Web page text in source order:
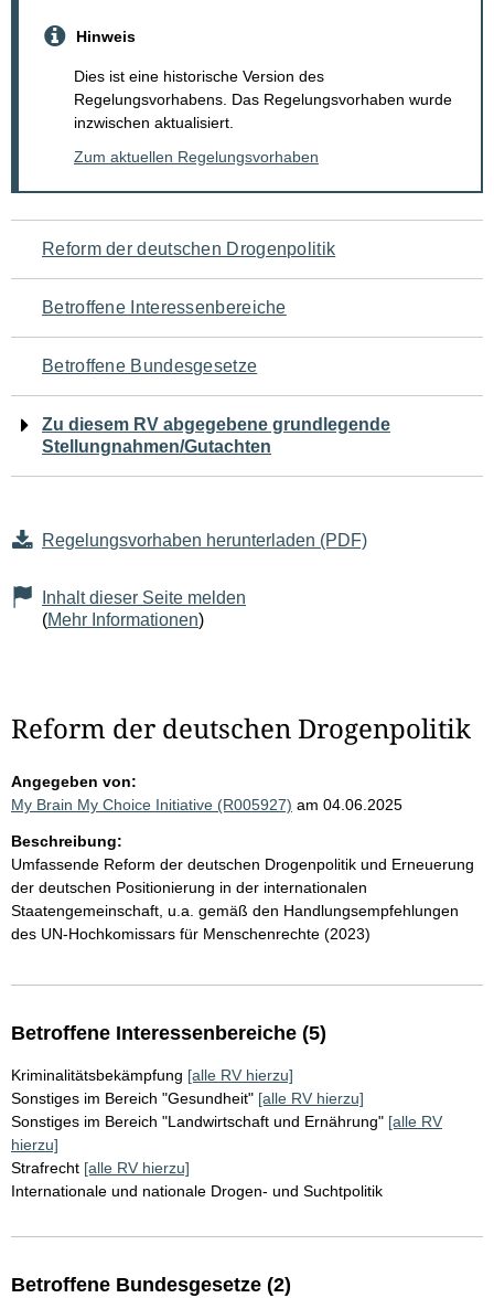
Hinweis
Dies ist eine historische Version des
Regelungsvorhabens. Das Regelungsvorhaben wurde
inzwischen aktualisiert.
Zum aktuellen Regelungsvorhaben
Navigation
für
den
Seiteninhalt
Reform der deutschen Drogenpolitik
Betroffene Interessenbereiche
Betroffene Bundesgesetze
Zu diesem RV abgegebene grundlegende
Stellungnahmen/Gutachten
Regelungsvorhaben herunterladen (PDF)
Inhalt dieser Seite melden
(Mehr Informationen)
Reform der deutschen Drogenpolitik
Angegeben von:
My Brain My Choice Initiative (R005927) am 04.06.2025
Beschreibung:
Umfassende Reform der deutschen Drogenpolitik und Erneuerung
der deutschen Positionierung in der internationalen
Staatengemeinschaft, u.a. gemäß den Handlungsempfehlungen
des UN-Hochkomissars für Menschenrechte (2023)
Betroffene Interessenbereiche (5)
Kriminalitätsbekämpfung [alle RV hierzu]
Sonstiges im Bereich "Gesundheit" [alle RV hierzu]
Sonstiges im Bereich "Landwirtschaft und Ernährung" [alle RV
hierzu]
Strafrecht [alle RV hierzu]
Internationale und nationale Drogen- und Suchtpolitik
Betroffene Bundesgesetze (2)